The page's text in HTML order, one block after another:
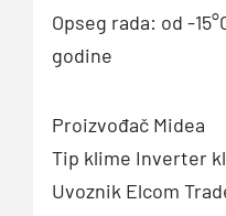
Opseg rada: od -
godine
Proizvođač Midea
Tip klime Inverter
Uvoznik Elcom